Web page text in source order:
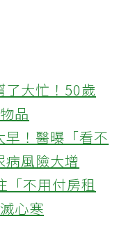
大忙！50歲
品
！醫曝「看不
病風險大增
「不用付房租
心寒